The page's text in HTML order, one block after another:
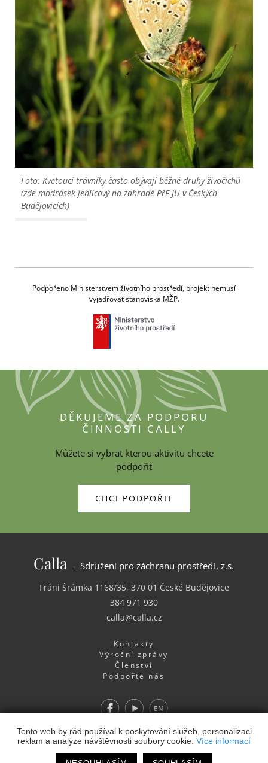
Tento web by rád používal k poskytování služeb, personalizaci
reklam a analýze návštěvnosti soubory cookie. Více informací
Foto: Kvetoucí trávníky často obývají běžné druhy živočichů
(zde modrásek jehlicový na zahradě PřF JU v Českých
Budějovicích)
Podpořeno Ministerstvem životního prostředí, projekt nemusí
vyjadřovat stanoviska MŽP.
DĚKUJEME ZA PODPORU
ČINNOSTI CALLY
Můžete si vybrat kterou aktivitu chcete
podpořit
CHCI PODPOŘIT
Calla - Sdružení pro záchranu prostředí, z.s.
Fráni Šrámka 1168/35, 370 01 České Budějovice
384 971 930
calla@calla.cz
Kontakty
Výroční zprávy
Členství
Podpořte nás
FacebookYoutube EN
Webdesign& Webhosting&publikační systém Toolkit-
Studio